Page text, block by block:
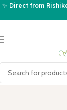
✨ Direct from